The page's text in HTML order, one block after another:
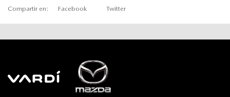
Compartir en: Facebook Twitter